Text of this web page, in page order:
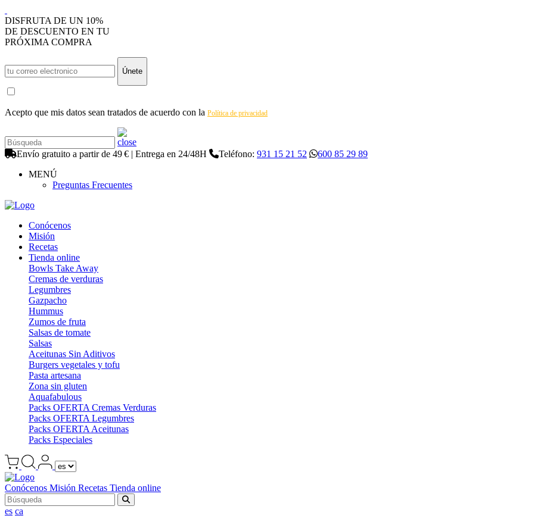
DISFRUTA DE UN 10%
DE DESCUENTO EN TU
PRÓXIMA COMPRA
Únete
Acepto que mis datos sean tratados de acuerdo con la Política de privacidad
Envío gratuito a partir de 49 € | Entrega en 24/48H Teléfono: 931 15 21 52
600 85 29 89
MENÚ
Preguntas Frecuentes
Conócenos
Misión
Recetas
Tienda online
Bowls Take Away
Cremas de verduras
Legumbres
Gazpacho
Hummus
Zumos de fruta
Salsas de tomate
Salsas
Aceitunas Sin Aditivos
Burgers vegetales y tofu
Pasta artesana
Zona sin gluten
Aquafabulous
Packs OFERTA Cremas Verduras
Packs OFERTA Legumbres
Packs OFERTA Aceitunas
Packs Especiales
Conócenos Misión Recetas Tienda online
es ca